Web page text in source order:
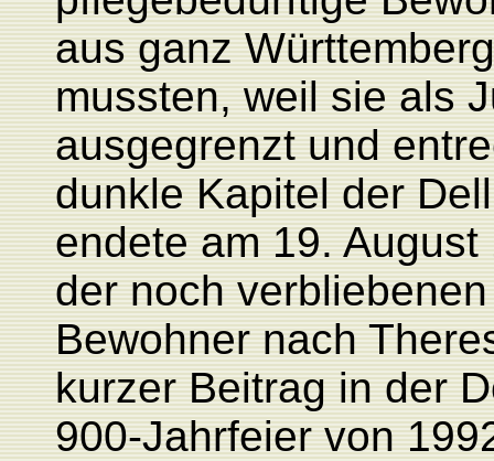
aus ganz
mussten, weil sie als
ausgegrenzt und
dunkle Kapitel der
endete am 19.
der noch
Bewohner nach
kurzer Beitrag in der
900-Jahrfeier von